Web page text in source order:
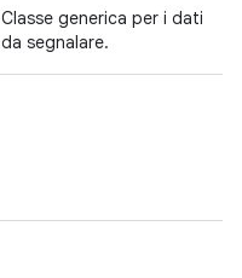
Classe generica per i dati
da segnalare.